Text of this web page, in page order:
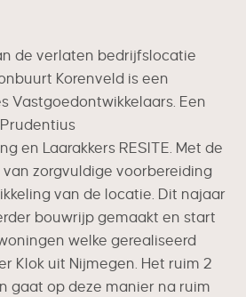
de verlaten bedrijfslocatie
Korenveld is een
Vastgoedontwikkelaars. Een
en Laarakkers RESITE. Met de
zorgvuldige voorbereiding
van de locatie. Dit najaar
bouwrijp gemaakt en start
welke gerealiseerd
Klok uit Nijmegen. Het ruim 2
gaat op deze manier na ruim